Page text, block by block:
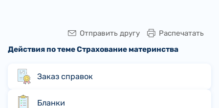
Распечатать
Отправить другу
Действия по теме Страхование материнства
Заказ справок
Бланки